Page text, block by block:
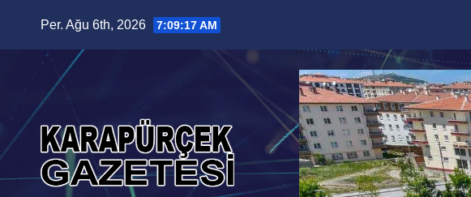
Per. Ağu 6th, 2026 7:09:18 AM